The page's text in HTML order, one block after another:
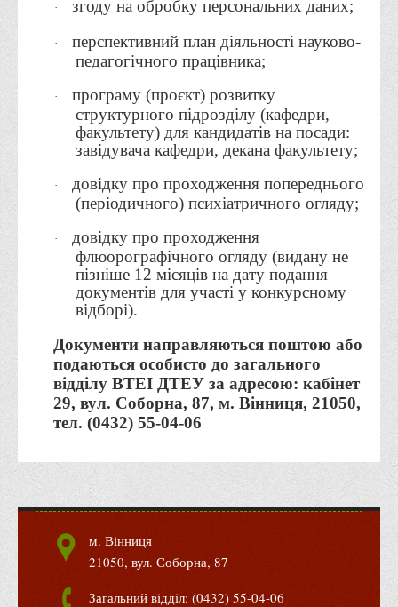
Офіційний сайт університету
Медіа
Відеогалерея
ВТЕІ у ЗМІ
· згоду на обробку персональних даних;
·
перспективний план діяльності науково-
педагогічного працівника;
·
програму (проєкт) розвитку
структурного підрозділу (кафедри,
факультету) для кандидатів на посади:
завідувача кафедри, декана факультету;
·
довідку про проходження попереднього
(періодичного) психіатричного огляду;
·
довідку про проходження
флюорографічного огляду (видану не
пізніше 12 місяців на дату подання
документів для участі у конкурсному
відборі).
Документи направляються поштою або
подаються особисто до загального
відділу ВТЕІ ДТЕУ за адресою: кабінет
29, вул. Соборна, 87, м. Вінниця, 21050,
тел. (0432) 55-04-06
м. Вінниця
21050, вул. Соборна, 87
Загальний відділ: (0432) 55-04-06